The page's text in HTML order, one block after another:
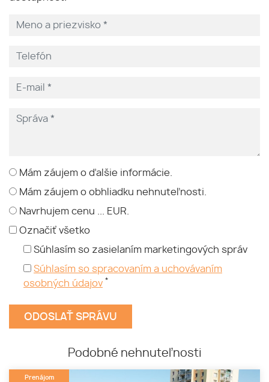
Mám záujem o ďalšie informácie.
Mám záujem o obhliadku nehnuteľnosti.
Navrhujem cenu ... EUR.
Označiť všetko
Súhlasím so zasielaním marketingových správ
Súhlasím so spracovaním a uchovávaním
osobných údajov *
Podobné nehnuteľnosti
Prenájom